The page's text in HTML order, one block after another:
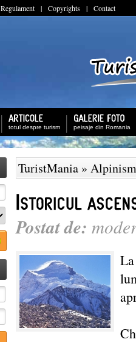
Regulament | Copyrights | Contact
totul despre turism peisaje din Romania
TuristMania »
Postat de: